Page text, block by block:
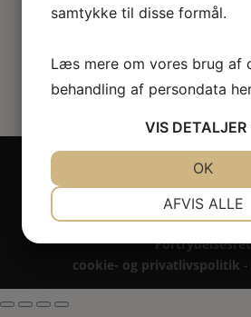
Copyright 2024 - All rights
Miniature ® på design,
billedemateriale.
Betaling - Levering - Garanti
Fortrydelsesret
cookie- og privatlivspolitik -
samtykke til disse formål.
Læs mere om vores brug af
behandling af persondata her
VIS DETALJER
MARKETING
AFVIS ALLE
OK